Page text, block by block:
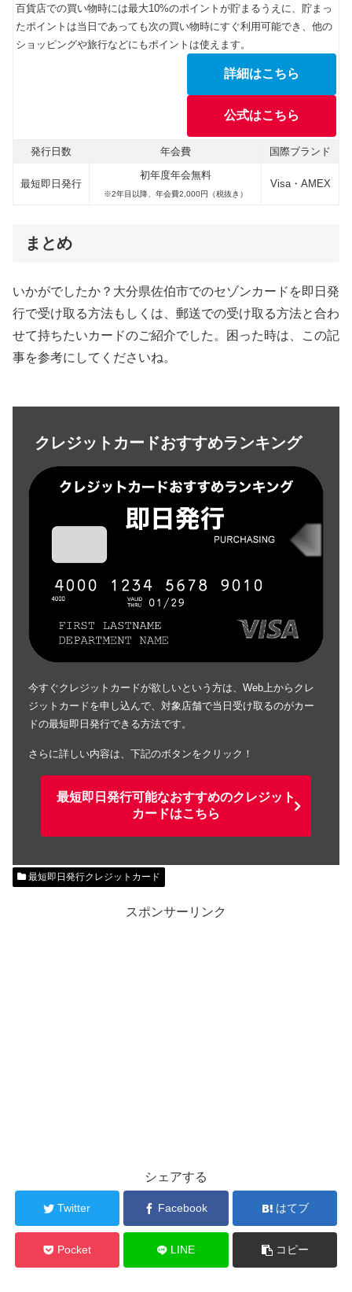
百貨店での買い物時には最大10%のポイントが貯まるうえに、貯まっ
たポイントは当日であっても次の買い物時にすぐ利用可能でき、他の
ショッピングや旅行などにもポイントは使えます。
詳細はこちら
公式はこちら
発行日数 年会費 国際ブランド
最短即日発行
初年度年会無料
※2年目以降、年会費2,000円（税抜き）
Visa・AMEX
まとめ
いかがでしたか？大分県佐伯市でのセゾンカードを即日発
行で受け取る方法もしくは、郵送での受け取る方法と合わ
せて持ちたいカードのご紹介でした。困った時は、この記
事を参考にしてくださいね。
クレジットカードおすすめランキング
今すぐクレジットカードが欲しいという方は、Web上からクレ
ジットカードを申し込んで、対象店舗で当日受け取るのがカー
ドの最短即日発行できる方法です。
さらに詳しい内容は、下記のボタンをクリック！
最短即日発行可能なおすすめのクレジット
カードはこちら
最短即日発行クレジットカード
スポンサーリンク
シェアする
Twitter Facebook はてブ
Pocket LINE コピー